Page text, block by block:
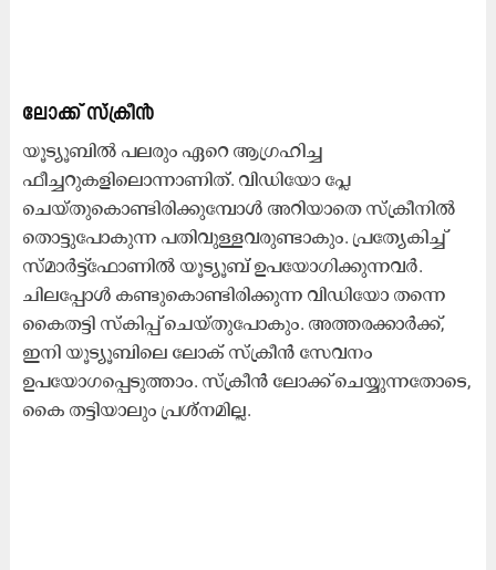
ലോക്ക് സ്ക്രീൻ
യൂട്യൂബിൽ പലരും ഏറെ ആഗ്രഹിച്ച
ഫീച്ചറുകളിലൊന്നാണിത്. വിഡിയോ പ്ലേ
ചെയ്തുകൊണ്ടിരിക്കുമ്പോൾ അറിയാതെ സ്ക്രീനിൽ
തൊട്ടുപോകുന്ന പതിവുള്ളവരുണ്ടാകും. പ്രത്യേകിച്ച്
സ്മാർട്ട്ഫോണിൽ യൂട്യൂബ് ഉപയോഗിക്കുന്നവർ.
ചിലപ്പോൾ കണ്ടുകൊണ്ടിരിക്കുന്ന വിഡിയോ തന്നെ
കൈതട്ടി സ്കിപ്പ് ചെയ്തുപോകും. അത്തരക്കാർക്ക്,
ഇനി യൂട്യൂബിലെ ലോക് സ്ക്രീൻ സേവനം
ഉപയോഗപ്പെടുത്താം. സ്ക്രീൻ ലോക്ക് ചെയ്യുന്നതോടെ,
കൈ തട്ടിയാലും പ്രശ്നമില്ല.